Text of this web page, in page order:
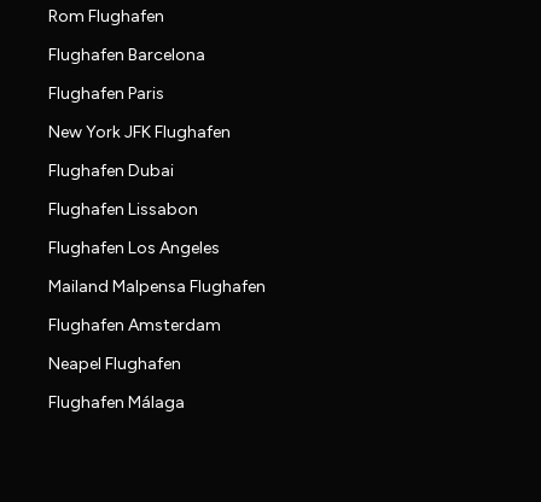
Rom Flughafen
Flughafen Barcelona
Flughafen Paris
New York JFK Flughafen
Flughafen Dubai
Flughafen Lissabon
Flughafen Los Angeles
Mailand Malpensa Flughafen
Flughafen Amsterdam
Neapel Flughafen
Flughafen Málaga